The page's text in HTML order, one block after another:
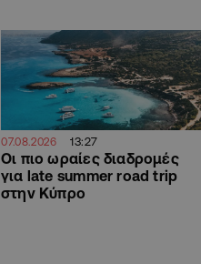
07.08.2026 13:27
Οι πιο ωραίες διαδρομές
για late summer road trip
στην Κύπρο